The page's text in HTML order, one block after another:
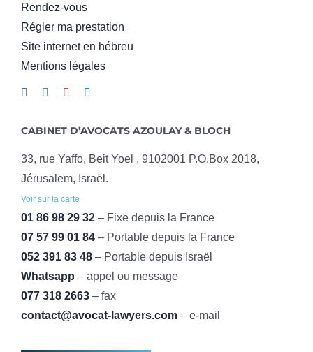
Rendez-vous
Régler ma prestation
Site internet en hébreu
Mentions légales
CABINET D’AVOCATS AZOULAY & BLOCH
33, rue Yaffo, Beit Yoel , 9102001 P.O.Box 2018,
Jérusalem, Israël.
Voir sur la carte
01 86 98 29 32– Fixe depuis la France
07 57 99 01 84– Portable depuis la France
052 391 83 48– Portable depuis Israël
Whatsapp – appel ou message
077 318 2663– fax
contact@avocat-lawyers.com– e-mail